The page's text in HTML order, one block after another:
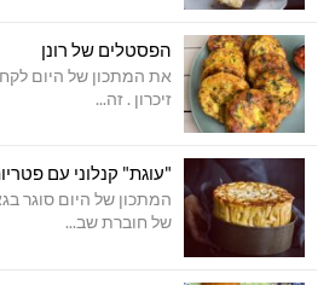
הפסטלים של רונן
את המתכון של היום
זיכרון . זה...
"עוגת" קנלוני עם
המתכון של היום סוגר
של חוברת שב...